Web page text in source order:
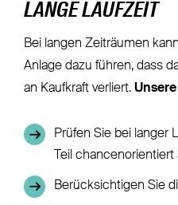
LANGE LAUFZEIT
Bei langen Zeiträumen
Anlage dazu führen, dass
an Kaufkraft verliert.
Prüfen Sie bei langer
Teil
Berücksichtigen Sie